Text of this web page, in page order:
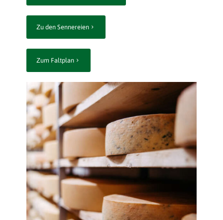
Zu den Sennereien
Zum Faltplan